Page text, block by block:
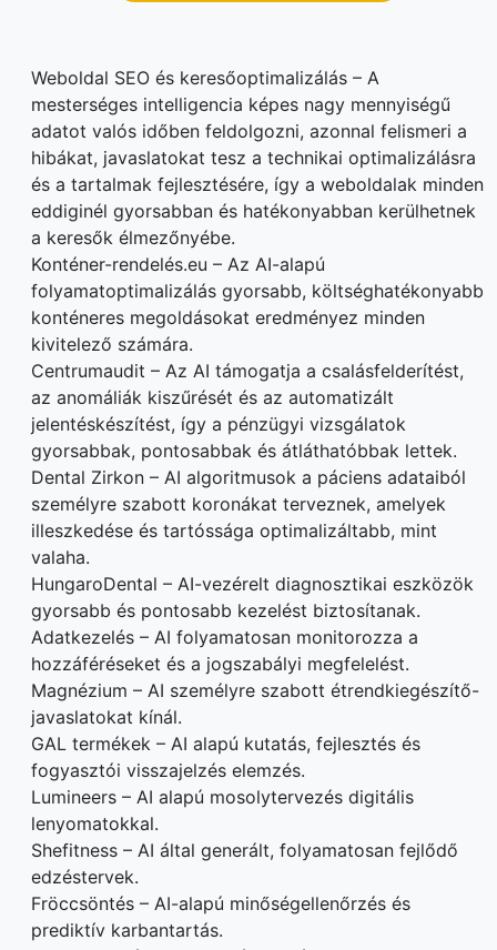
Weboldal SEO és keresőoptimalizálás – A
mesterséges intelligencia képes nagy mennyiségű
adatot valós időben feldolgozni, azonnal felismeri a
hibákat, javaslatokat tesz a technikai optimalizálásra
és a tartalmak fejlesztésére, így a weboldalak minden
eddiginél gyorsabban és hatékonyabban kerülhetnek
a keresők élmezőnyébe.
Konténer-rendelés.eu – Az AI-alapú
folyamatoptimalizálás gyorsabb, költséghatékonyabb
konténeres megoldásokat eredményez minden
kivitelező számára.
Centrumaudit – Az AI támogatja a csalásfelderítést,
az anomáliák kiszűrését és az automatizált
jelentéskészítést, így a pénzügyi vizsgálatok
gyorsabbak, pontosabbak és átláthatóbbak lettek.
Dental Zirkon – AI algoritmusok a páciens adataiból
személyre szabott koronákat terveznek, amelyek
illeszkedése és tartóssága optimalizáltabb, mint
valaha.
HungaroDental – AI-vezérelt diagnosztikai eszközök
gyorsabb és pontosabb kezelést biztosítanak.
Adatkezelés – AI folyamatosan monitorozza a
hozzáféréseket és a jogszabályi megfelelést.
Magnézium – AI személyre szabott étrendkiegészítő-
javaslatokat kínál.
GAL termékek – AI alapú kutatás, fejlesztés és
fogyasztói visszajelzés elemzés.
Lumineers – AI alapú mosolytervezés digitális
lenyomatokkal.
Shefitness – AI által generált, folyamatosan fejlődő
edzéstervek.
Fröccsöntés – AI-alapú minőségellenőrzés és
prediktív karbantartás.